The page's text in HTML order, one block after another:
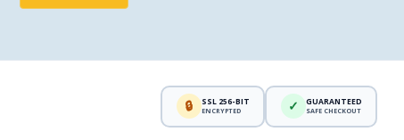
🔒 SSL 256-BIT
ENCRYPTED ✓ GUARANTEED
SAFE CHECKOUT